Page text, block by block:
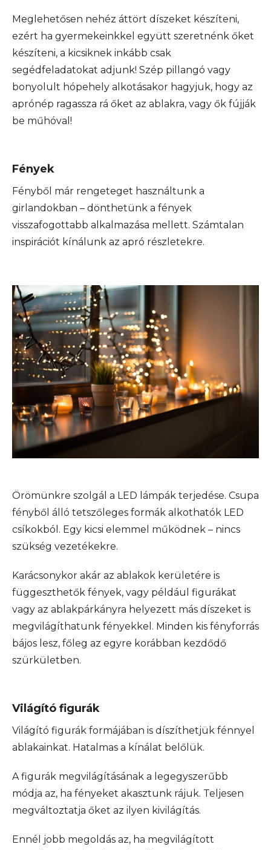
Meglehetősen nehéz áttört díszeket készíteni,
ezért ha gyermekeinkkel együtt szeretnénk őket
készíteni, a kicsiknek inkább csak
segédfeladatokat adjunk! Szép pillangó vagy
bonyolult hópehely alkotásakor hagyjuk, hogy az
aprónép ragassza rá őket az ablakra, vagy ők fújják
be műhóval!
Fények
Fényből már rengeteget használtunk a
girlandokban – dönthetünk a fények
visszafogottabb alkalmazása mellett. Számtalan
inspirációt kínálunk az apró részletekre.
Örömünkre szolgál a LED lámpák terjedése. Csupa
fényből álló tetszőleges formák alkothatók LED
csíkokból. Egy kicsi elemmel működnek – nincs
szükség vezetékekre.
Karácsonykor akár az ablakok kerületére is
függeszthetők fények, vagy például figurákat
vagy az ablakpárkányra helyezett más díszeket is
megvilágíthatunk fényekkel. Minden kis fényforrás
bájos lesz, főleg az egyre korábban kezdődő
szürkületben.
Világító figurák
Világító figurák formájában is díszíthetjük fénnyel
ablakainkat. Hatalmas a kínálat belőlük.
A figurák megvilágításának a legegyszerűbb
módja az, ha fényeket akasztunk rájuk. Teljesen
megváltoztatja őket az ilyen kivilágítás.
Ennél jobb megoldás az, ha megvilágított